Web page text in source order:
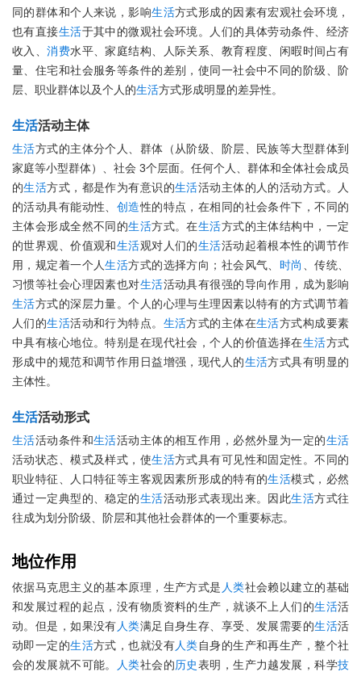
同的群体和个人来说，影响生活方式形成的因素有宏观社会环境，
也有直接生活于其中的微观社会环境。人们的具体劳动条件、经济
收入、消费水平、家庭结构、人际关系、教育程度、闲暇时间占有
量、住宅和社会服务等条件的差别，使同一社会中不同的阶级、阶
层、职业群体以及个人的生活方式形成明显的差异性。
生活活动主体
生活方式的主体分个人、群体（从阶级、阶层、民族等大型群体到
家庭等小型群体）、社会 3个层面。任何个人、群体和全体社会成员
的生活方式，都是作为有意识的生活活动主体的人的活动方式。人
的活动具有能动性、 创造性的特点，在相同的社会条件下，不同的
主体会形成全然不同的生活方式。在生活方式的主体结构中，一定
的世界观、价值观和生活观对人们的生活活动起着根本性的调节作
用，规定着一个人生活方式的选择方向；社会风气、 时尚
、传统、
习惯等社会心理因素也对生活活动具有很强的导向作用，成为影响
生活方式的深层力量。个人的心理与生理因素以特有的方式调节着
人们的生活活动和行为特点。 生活方式的主体在生活方式构成要素
中具有核心地位。特别是在现代社会，个人的价值选择在生活方式
形成中的规范和调节作用日益增强，现代人的生活方式具有明显的
主体性。
生活活动形式
生活活动条件和生活活动主体的相互作用，必然外显为一定的生活
活动状态、模式及样式，使生活方式具有可见性和固定性。不同的
职业特征、人口特征等主客观因素所形成的特有的生活模式，必然
通过一定典型的、稳定的生活活动形式表现出来。因此生活方式往
往成为划分阶级、阶层和其他社会群体的一个重要标志。
地位作用
依据马克思主义的基本原理，生产方式是 人类社会赖以建立的基础
和发展过程的起点，没有物质资料的生产，就谈不上人们的生活活
动。但是，如果没有 人类满足自身生存、享受、发展需要的生活活
动即一定的生活方式，也就没有人类自身的生产和再生产，整个社
会的发展就不可能。
人类社会的历史表明，生产力越发展，科学技